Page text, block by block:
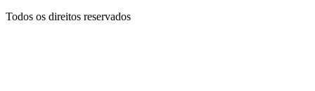
Todos os direitos reservados